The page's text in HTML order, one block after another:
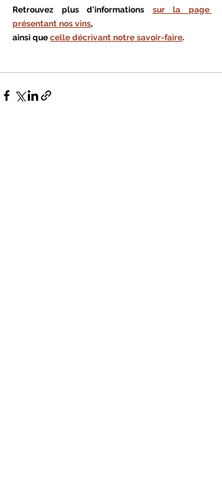
Retrouvez plus d'informations sur la page
présentant nos vins,
ainsi que celle décrivant notre savoir-faire.